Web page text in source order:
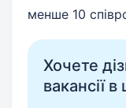
менше 10
Хочете
вакансії в